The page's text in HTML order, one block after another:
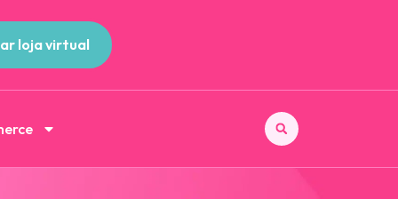
loja virtual